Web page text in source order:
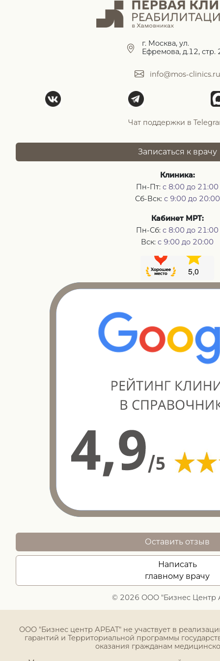
г. Москва, ул.
Ефремова, д.12, стр.
info@mos-clinics.ru
Чат поддержки в
Записаться к врачу
Клиника:
Пн-Пт: с 8:00 до 21:00
Сб-Вск: с 9:00 до 20:00
Кабинет МРТ:
Пн-Сб: с 8:00 до 21:00
Вск: с 9:00 до 20:00
© 2026 ООО "Бизнес Центр
Оставить отзыв
Написать
главному врачу
ООО "Бизнес центр АРБАТ" не участвует в
гарантий и Территориальной программы
оказания гражданам